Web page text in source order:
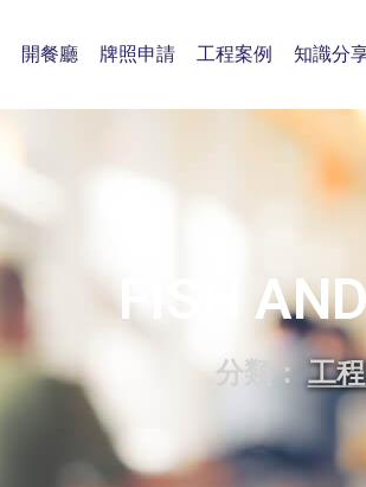
開餐廳 牌照申請 工程案例 知識分
FISH
分類： 工